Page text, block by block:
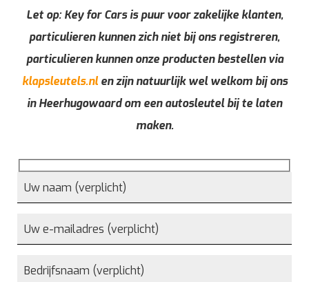
Let op: Key for Cars is puur voor zakelijke klanten,
particulieren kunnen zich niet bij ons registreren,
particulieren kunnen onze producten bestellen via
klapsleutels.nlen zijn natuurlijk wel welkom bij ons
in Heerhugowaard om een autosleutel bij te laten
maken.